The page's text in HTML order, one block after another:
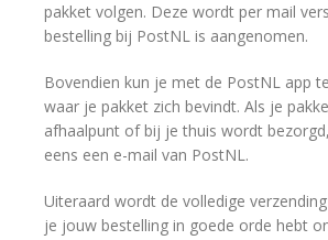
pakket volgen. Deze wordt per mail
bestelling bij PostNL is aangenomen.
Bovendien kun je met de PostNL app
waar je pakket zich bevindt. Als je
afhaalpunt of bij je thuis wordt
eens een e-mail van PostNL.
Uiteraard wordt de volledige
je jouw bestelling in goede orde hebt